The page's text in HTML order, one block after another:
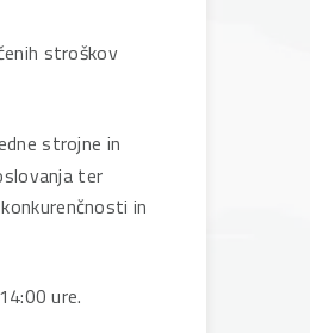
stroškov
strojne in
ter
in
ure.